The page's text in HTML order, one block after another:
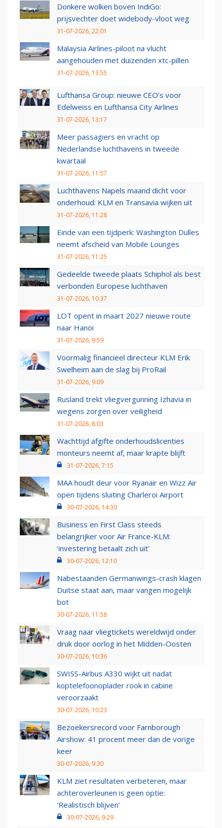
Donkere wolken boven IndiGo:
prijsvechter doet widebody-vloot weg
31-07-2026, 22:01
Malaysia Airlines-piloot na vlucht
aangehouden met duizenden xtc-pillen
31-07-2026, 13:55
Lufthansa Group: nieuwe CEO’s voor
Edelweiss en Lufthansa City Airlines
31-07-2026, 13:17
Meer passagiers en vracht op
Nederlandse luchthavens in tweede
kwartaal
31-07-2026, 11:57
Luchthavens Napels maand dicht voor
onderhoud: KLM en Transavia wijken uit
31-07-2026, 11:28
Einde van een tijdperk: Washington Dulles
neemt afscheid van Mobile Lounges
31-07-2026, 11:25
Gedeelde tweede plaats Schiphol als best
verbonden Europese luchthaven
31-07-2026, 10:37
LOT opent in maart 2027 nieuwe route
naar Hanoi
31-07-2026, 9:59
Voormalig financieel directeur KLM Erik
Swelheim aan de slag bij ProRail
31-07-2026, 9:09
Rusland trekt vliegvergunning Izhavia in
wegens zorgen over veiligheid
31-07-2026, 8:03
Wachttijd afgifte onderhoudslicenties
monteurs neemt af, maar krapte blijft
31-07-2026, 7:15
MAA houdt deur voor Ryanair en Wizz Air
open tijdens sluiting Charleroi Airport
30-07-2026, 14:30
Business en First Class steeds
belangrijker voor Air France-KLM:
‘investering betaalt zich uit’
30-07-2026, 12:10
Nabestaanden Germanwings-crash klagen
Duitse staat aan, maar vangen mogelijk
bot
30-07-2026, 11:58
Vraag naar vliegtickets wereldwijd onder
druk door oorlog in het Midden-Oosten
30-07-2026, 10:36
SWISS-Airbus A330 wijkt uit nadat
koptelefoonoplader rook in cabine
veroorzaakt
30-07-2026, 10:23
Bezoekersrecord voor Farnborough
Airshow: 41 procent meer dan de vorige
keer
30-07-2026, 9:30
KLM ziet resultaten verbeteren, maar
achteroverleunen is geen optie:
‘Realistisch blijven’
30-07-2026, 9:29